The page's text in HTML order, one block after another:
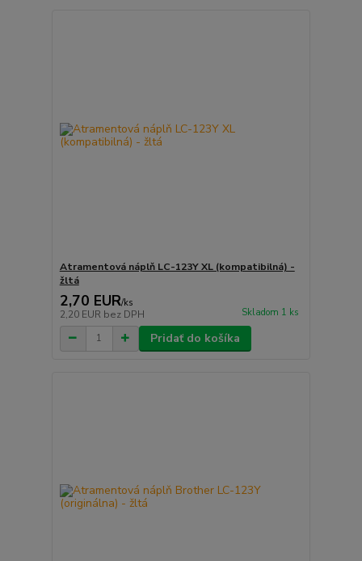
Atramentová náplň LC-123Y XL (kompatibilná) -
žltá
2,70 EUR/ks
2,20 EUR bez DPH Skladom 1 ks
Pridať do košíka